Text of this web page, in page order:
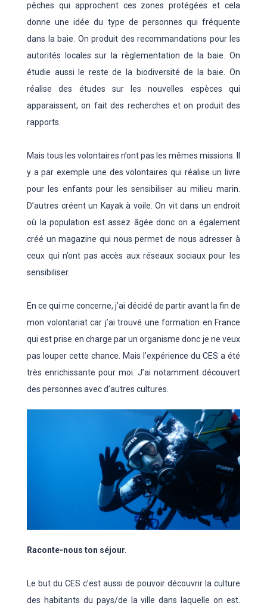
pêches qui approchent ces zones protégées et cela
donne une idée du type de personnes qui fréquente
dans la baie. On produit des recommandations pour les
autorités locales sur la règlementation de la baie. On
étudie aussi le reste de la biodiversité de la baie. On
réalise des études sur les nouvelles espèces qui
apparaissent, on fait des recherches et on produit des
rapports.
Mais tous les volontaires n’ont pas les mêmes missions. Il
y a par exemple une des volontaires qui réalise un livre
pour les enfants pour les sensibiliser au milieu marin.
D’autres créent un Kayak à voile. On vit dans un endroit
où la population est assez âgée donc on a également
créé un magazine qui nous permet de nous adresser à
ceux qui n’ont pas accès aux réseaux sociaux pour les
sensibiliser.
En ce qui me concerne, j’ai décidé de partir avant la fin de
mon volontariat car j’ai trouvé une formation en France
qui est prise en charge par un organisme donc je ne veux
pas louper cette chance. Mais l’expérience du CES a été
très enrichissante pour moi. J’ai notamment découvert
des personnes avec d’autres cultures.
Raconte-nous ton séjour.
Le but du CES c’est aussi de pouvoir découvrir la culture
des habitants du pays/de la ville dans laquelle on est.